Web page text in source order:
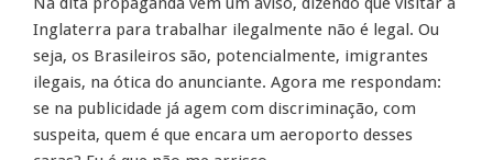
Inglaterra para trabalhar ilegalmente não é legal. Ou
seja, os Brasileiros são, potencialmente, imigrantes
ilegais, na ótica do anunciante. Agora me respondam:
se na publicidade já agem com discriminação, com
suspeita, quem é que encara um aeroporto desses